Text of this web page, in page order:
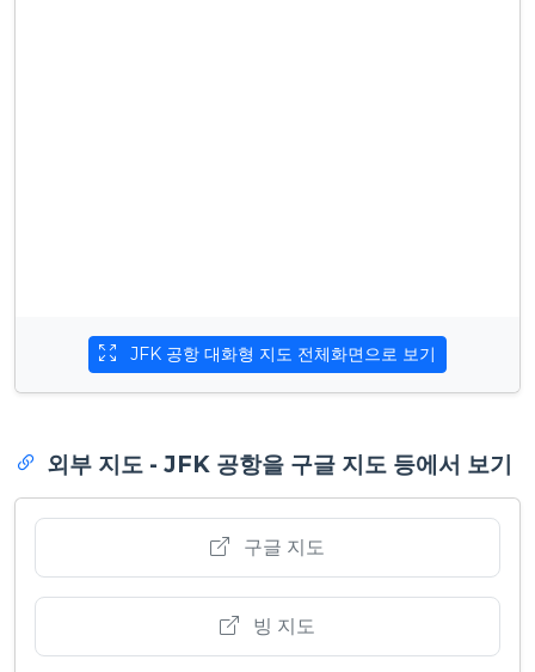
JFK 공항 대화형 지도 전체화면으로 보기
외부 지도 - JFK 공항을 구글 지도 등에서 보기
구글 지도
빙 지도